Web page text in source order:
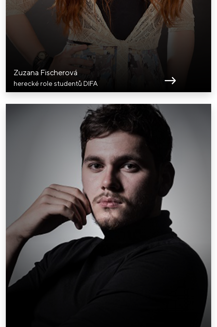
Zuzana Fischerová
herecké role studentů DIFA